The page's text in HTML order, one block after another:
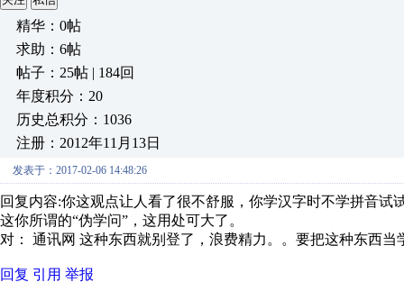
精华：0帖
求助：6帖
帖子：25帖 | 184回
年度积分：20
历史总积分：1036
注册：2012年11月13日
发表于：2017-02-06 14:48:26
回复内容:你这观点让人看了很不舒服，你学汉字时不学拼音
这你所谓的“伪学问”，这用处可大了。
对： 通讯网 这种东西就别登了，浪费精力。。要把这种东西当
回复 引用 举报